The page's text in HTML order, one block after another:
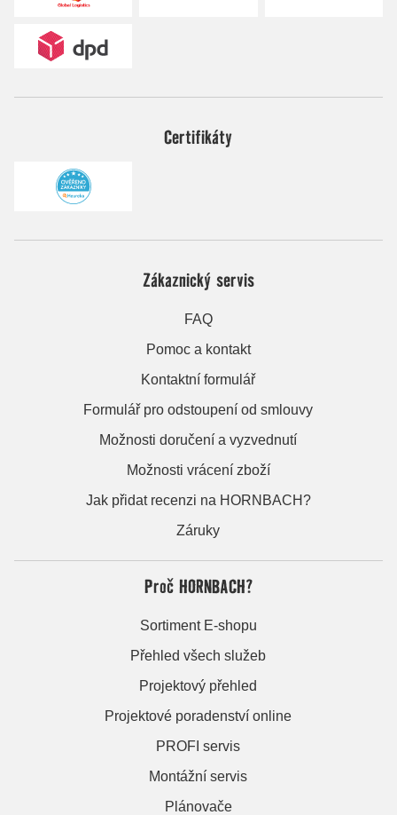
Certifikáty
Zákaznický servis
FAQ
Pomoc a kontakt
Kontaktní formulář
Formulář pro odstoupení od smlouvy
Možnosti doručení a vyzvednutí
Možnosti vrácení zboží
Jak přidat recenzi na HORNBACH?
Záruky
Proč HORNBACH?
Sortiment E-shopu
Přehled všech služeb
Projektový přehled
Projektové poradenství online
PROFI servis
Montážní servis
Plánovače